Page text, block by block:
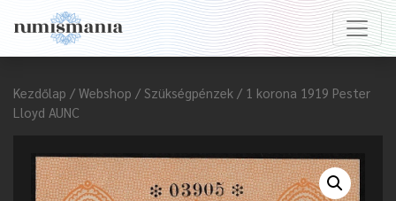
Kezdőlap / Webshop / Szükségpénzek / 1 korona 1919 Pester
Lloyd AUNC